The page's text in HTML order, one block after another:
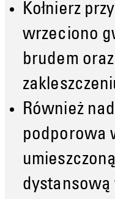
Kołnierz
wrzeciono
brudem
Również
podporowa
dystansową